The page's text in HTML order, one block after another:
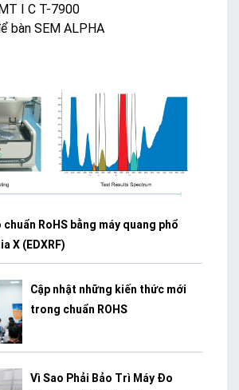
I C T-7900
bàn SEM ALPHA
RoHS bằng máy quang phổ
X (EDXRF)
Cập nhật những kiến thức mới
trong chuẩn ROHS
Vì Sao Phải Bảo Trì Máy Đo